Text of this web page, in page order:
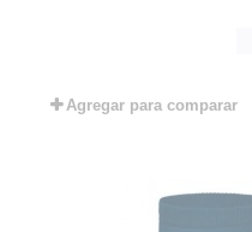
Agregar para comparar